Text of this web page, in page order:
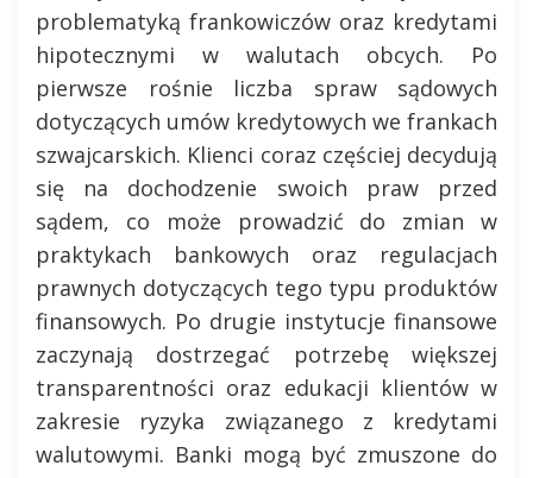
problematyką frankowiczów oraz kredytami
hipotecznymi w walutach obcych. Po
pierwsze rośnie liczba spraw sądowych
dotyczących umów kredytowych we frankach
szwajcarskich. Klienci coraz częściej decydują
się na dochodzenie swoich praw przed
sądem, co może prowadzić do zmian w
praktykach bankowych oraz regulacjach
prawnych dotyczących tego typu produktów
finansowych. Po drugie instytucje finansowe
zaczynają dostrzegać potrzebę większej
transparentności oraz edukacji klientów w
zakresie ryzyka związanego z kredytami
walutowymi. Banki mogą być zmuszone do